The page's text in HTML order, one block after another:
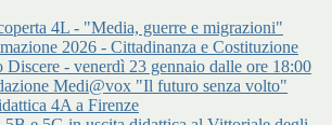
4L - "Media, guerre e migrazioni"
2026 - Cittadinanza e Costituzione
Discere - venerdì 23 gennaio dalle ore 18:00
Medi@vox "Il futuro senza volto"
4A a Firenze